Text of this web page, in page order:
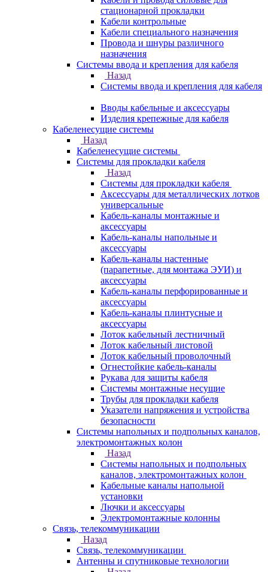
стационарной прокладки
Кабели контрольные
Кабели специального назначения
Провода и шнуры различного
назначения
Системы ввода и крепления для кабеля
Назад
Системы ввода и крепления для кабеля
Вводы кабельные и аксессуары
Изделия крепежные для кабеля
Кабеленесущие системы
Назад
Кабеленесущие системы
Системы для прокладки кабеля
Назад
Системы для прокладки кабеля
Аксессуары для металлических лотков
универсальные
Кабель-каналы монтажные и
аксессуары
Кабель-каналы напольные и
аксессуары
Кабель-каналы настенные
(парапетные, для монтажа ЭУИ) и
аксессуары
Кабель-каналы перфорированные и
аксессуары
Кабель-каналы плинтусные и
аксессуары
Лоток кабельный лестничный
Лоток кабельный листовой
Лоток кабельный проволочный
Огнестойкие кабель-каналы
Рукава для защиты кабеля
Системы монтажные несущие
Трубы для прокладки кабеля
Указатели напряжения и устройства
безопасности
Системы напольных и подпольных каналов,
электромонтажных колон
Назад
Системы напольных и подпольных
каналов, электромонтажных колон
Кабельные каналы напольной
установки
Лючки и аксессуары
Электромонтажные колонны
Связь, телекоммуникации
Назад
Связь, телекоммуникации
Антенны и спутниковые технологии